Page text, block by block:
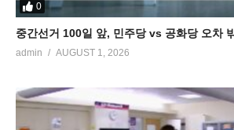
0
중간선거 100일 앞, 민주당 vs 공화당 오차
admin AUGUST 1, 2026